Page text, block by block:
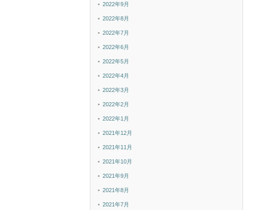
2022年9月
2022年8月
2022年7月
2022年6月
2022年5月
2022年4月
2022年3月
2022年2月
2022年1月
2021年12月
2021年11月
2021年10月
2021年9月
2021年8月
2021年7月